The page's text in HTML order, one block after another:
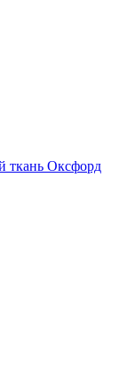
ткань Оксфорд